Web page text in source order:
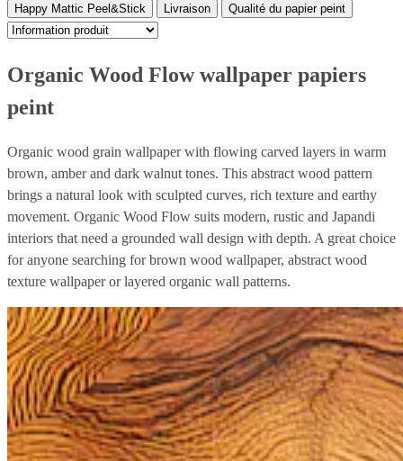
Happy Mattic Peel&Stick
Livraison Qualité du papier peint
Organic Wood Flow wallpaper papiers
peint
Organic wood grain wallpaper with flowing carved layers in warm
brown, amber and dark walnut tones. This abstract wood pattern
brings a natural look with sculpted curves, rich texture and earthy
movement. Organic Wood Flow suits modern, rustic and Japandi
interiors that need a grounded wall design with depth. A great choice
for anyone searching for brown wood wallpaper, abstract wood
texture wallpaper or layered organic wall patterns.